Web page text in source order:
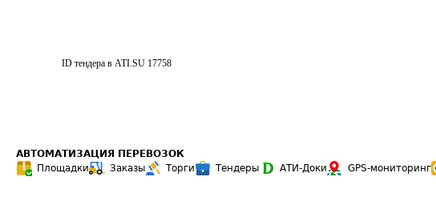
ID тендера в ATI.SU 17758
АВТОМАТИЗАЦИЯ ПЕРЕВОЗОК
Площадки
Заказы Торги Тендеры АТИ-Доки GPS-мониторинг